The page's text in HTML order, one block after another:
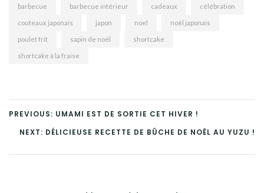
barbecue barbecue intérieur cadeaux célébration
couteaux japonais japon noel noël japonais
poulet frit sapin de noël shortcake
shortcake à la fraise
PREVIOUS: UMAMI EST DE SORTIE CET HIVER !
NEXT: DÉLICIEUSE RECETTE DE BÛCHE DE NOËL AU YUZU !